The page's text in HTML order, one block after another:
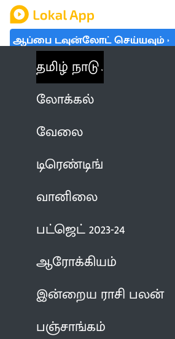
ஆப்பை டவுன்லோட் செய்யவும்
தமிழ் நாடு
லோக்கல்
வேலை
டிரெண்டிங்
வானிலை
பட்ஜெட் 2023-24
ஆரோக்கியம்
இன்றைய ராசி பலன்
பஞ்சாங்கம்